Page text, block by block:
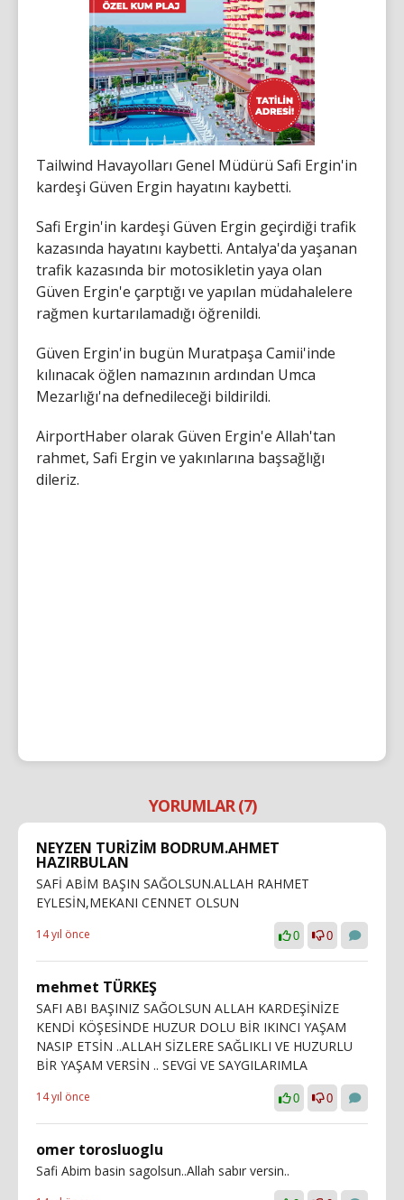
Tailwind Havayolları Genel Müdürü Safi Ergin'in
kardeşi Güven Ergin hayatını kaybetti.
Safi Ergin'in kardeşi Güven Ergin geçirdiği trafik
kazasında hayatını kaybetti. Antalya'da yaşanan
trafik kazasında bir motosikletin yaya olan
Güven Ergin'e çarptığı ve yapılan müdahalelere
rağmen kurtarılamadığı öğrenildi.
Güven Ergin'in bugün Muratpaşa Camii'inde
kılınacak öğlen namazının ardından Umca
Mezarlığı'na defnedileceği bildirildi.
AirportHaber olarak Güven Ergin'e Allah'tan
rahmet, Safi Ergin ve yakınlarına başsağlığı
dileriz.
YORUMLAR (7)
NEYZEN TURİZİM BODRUM.AHMET
HAZIRBULAN
SAFİ ABİM BAŞIN SAĞOLSUN.ALLAH RAHMET
EYLESİN,MEKANI CENNET OLSUN
14 yıl önce 0 0
mehmet TÜRKEŞ
SAFI ABI BAŞINIZ SAĞOLSUN ALLAH KARDEŞİNİZE
KENDİ KÖŞESİNDE HUZUR DOLU BİR IKINCI YAŞAM
NASIP ETSİN ..ALLAH SİZLERE SAĞLIKLI VE HUZURLU
BİR YAŞAM VERSİN .. SEVGİ VE SAYGILARIMLA
14 yıl önce 0 0
omer torosluoglu
Safi Abim basin sagolsun..Allah sabır versin..